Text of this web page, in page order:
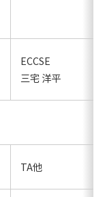
ECCSE
三宅 洋平
TA他